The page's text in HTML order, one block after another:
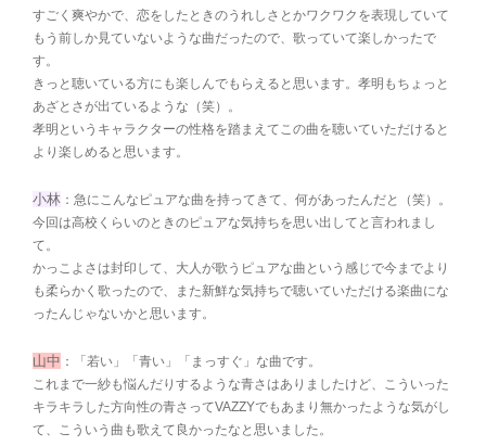
すごく爽やかで、恋をしたときのうれしさとかワクワクを表現していて
もう前しか見ていないような曲だったので、歌っていて楽しかったで
す。
きっと聴いている方にも楽しんでもらえると思います。孝明もちょっと
あざとさが出ているような（笑）。
孝明というキャラクターの性格を踏まえてこの曲を聴いていただけると
より楽しめると思います。
小林 ：急にこんなピュアな曲を持ってきて、何があったんだと（笑）。
今回は高校くらいのときのピュアな気持ちを思い出してと言われまし
て。
かっこよさは封印して、大人が歌うピュアな曲という感じで今までより
も柔らかく歌ったので、また新鮮な気持ちで聴いていただける楽曲にな
ったんじゃないかと思います。
山中 ：「若い」「青い」「まっすぐ」な曲です。
これまで一紗も悩んだりするような青さはありましたけど、こういった
キラキラした方向性の青さってVAZZYでもあまり無かったような気がし
て、こういう曲も歌えて良かったなと思いました。